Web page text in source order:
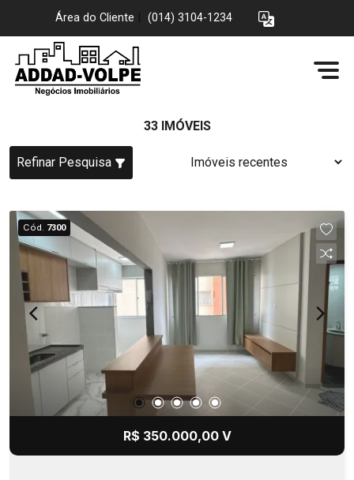
Área do Cliente (014) 3104-1234
33 IMÓVEIS
Refinar Pesquisa
Cód. 7300
R$ 350.000,00 V